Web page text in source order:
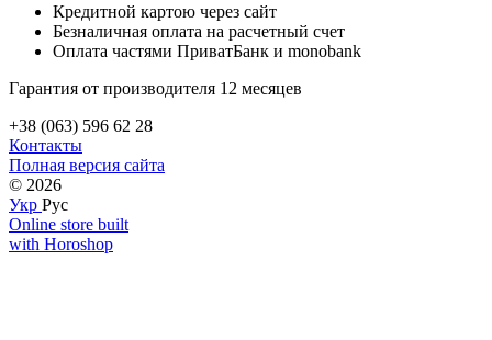
Кредитной картою через сайт
Безналичная оплата на расчетный счет
Оплата частями ПриватБанк и monobank
Гарантия от производителя 12 месяцев
+38 (063) 596 62 28
Контакты
Полная версия сайта
© 2026
Укр Рус
Online store built
with Horoshop